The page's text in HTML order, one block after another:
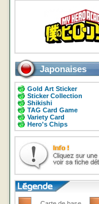
Japonaises
Gold Art Sticker
Sticker Collection
Shikishi
TAG Card Game
Variety Card
Hero's Chips